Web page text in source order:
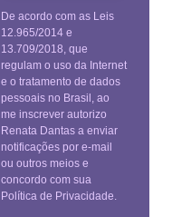
De acordo com as Leis
12.965/2014 e
13.709/2018, que
regulam o uso da Internet
e o tratamento de dados
pessoais no Brasil, ao
me inscrever autorizo
Renata Dantas a enviar
notificações por e-mail
ou outros meios e
concordo com sua
Política de Privacidade.